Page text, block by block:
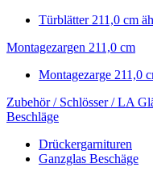
Türblätter 211,0 cm
Montagezargen 211,0 cm
Montagezarge 211,0
Zubehör / Schlösser / LA
Beschläge
Drückergarnituren
Ganzglas Beschäge